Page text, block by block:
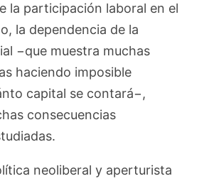
la participación laboral en el
la dependencia de la
−que muestra muchas
haciendo imposible
capital se contará−,
consecuencias
neoliberal y aperturista